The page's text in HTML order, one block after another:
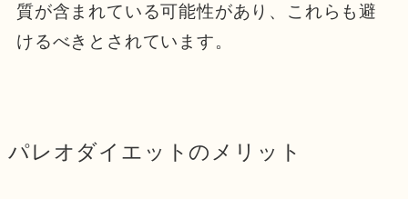
質が含まれている可能性があり、これらも避
けるべきとされています。
パレオダイエットのメリット